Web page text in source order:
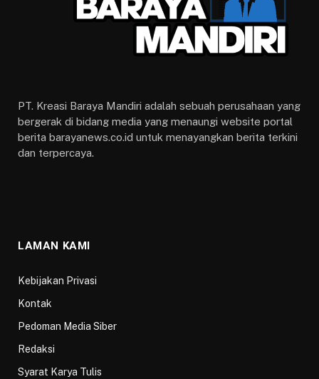
PT. Kreasi Baraya Mandiri adalah sebuah perusahaan yang
bergerak di bidang media yang menaungi website portal
berita barayanews.co.id untuk menayangkan berita terkini
dan terpercaya.
LAMAN KAMI
Kebijakan Privasi
Kontak
Pedoman Media Siber
Redaksi
Syarat Karya Tulis